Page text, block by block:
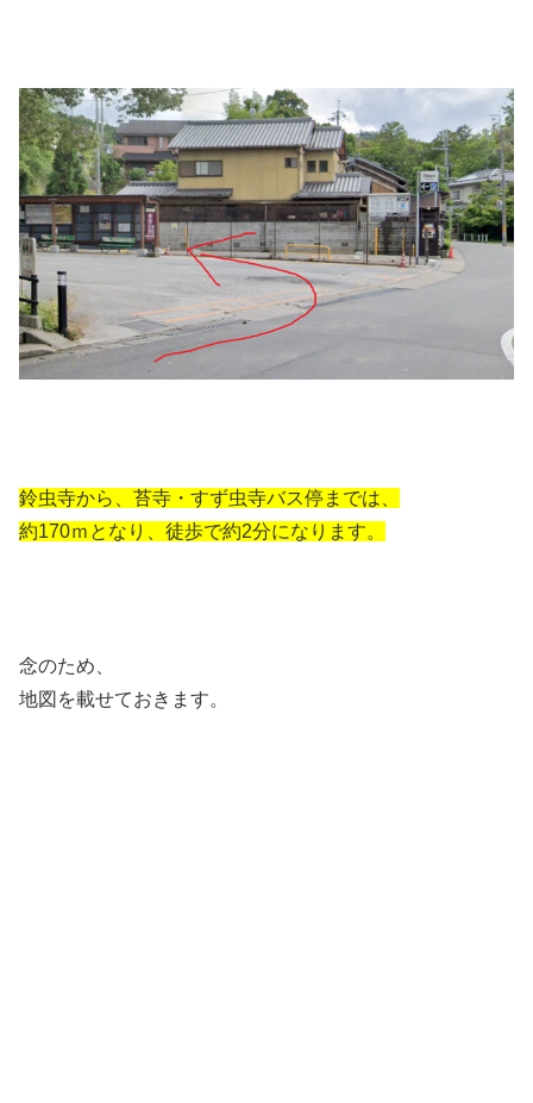
鈴虫寺から、苔寺・すず虫寺バス停までは、
約170ｍとなり、徒歩で約2分になります。
念のため、
地図を載せておきます。